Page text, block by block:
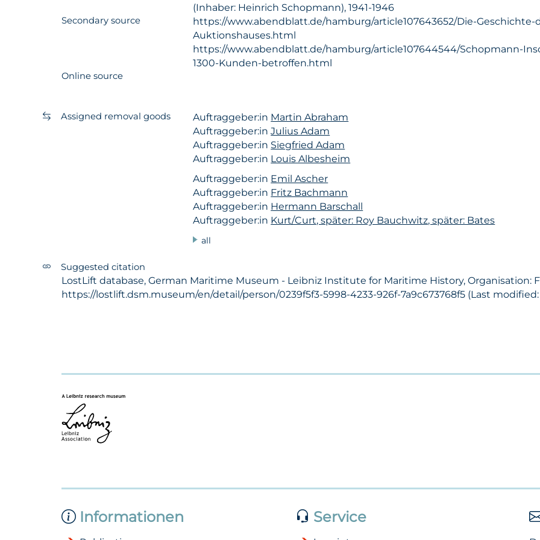
(Inhaber: Heinrich Schopmann), 1941-1946
Secondary source
https://www.abendblatt.de/hamburg/article107643652/Die-Geschichte-
Auktionshauses.html
https://www.abendblatt.de/hamburg/article107644544/Schopmann-
1300-Kunden-betroffen.html
Online source
Assigned removal goods Auftraggeber:in Martin Abraham
Auftraggeber:inJulius Adam
Auftraggeber:in Siegfried Adam
Auftraggeber:in Louis Albesheim
Auftraggeber:in Emil Ascher
Auftraggeber:in Fritz Bachmann
Auftraggeber:in Hermann Barschall
Auftraggeber:in Kurt/Curt, später: Roy Bauchwitz, später: Bates
all
Suggested citation
LostLift database, German Maritime Museum - Leibniz Institute for Maritime History, Organisation:
https://lostlift.dsm.museum/en/detail/person/0239f5f3-5998-4233-926f-7a9c673768f5 (Last modified:
Informationen Service